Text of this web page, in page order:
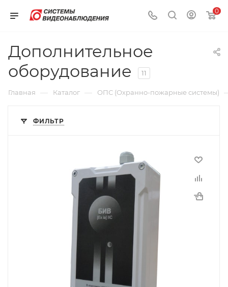
0
Дополнительное
оборудование
11
Главная — Каталог — ОПС (Охранно-пожарные системы)
ФИЛЬТР